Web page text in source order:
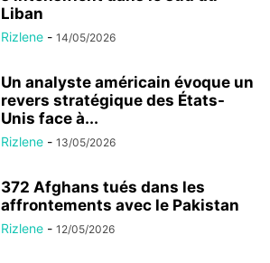
Liban
Rizlene - 14/05/2026
Un analyste américain évoque un
revers stratégique des États-
Unis face à...
Rizlene - 13/05/2026
372 Afghans tués dans les
affrontements avec le Pakistan
Rizlene - 12/05/2026